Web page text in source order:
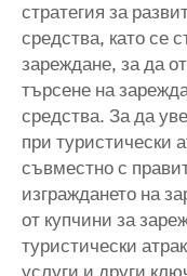
стратегия за
средства, като се
зареждане, за да
търсене на
средства. За да
при туристически
съвместно с
изграждането на
от купчини за
туристически
услуги и други